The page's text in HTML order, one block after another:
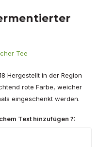
Tee
Hergestellt in der Region
rote Farbe, weicher
eingeschenkt werden.
Text hinzufügen ?: